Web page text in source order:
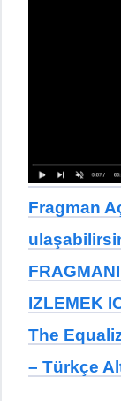
Fragman
IZLEMEK
The
– Türkçe